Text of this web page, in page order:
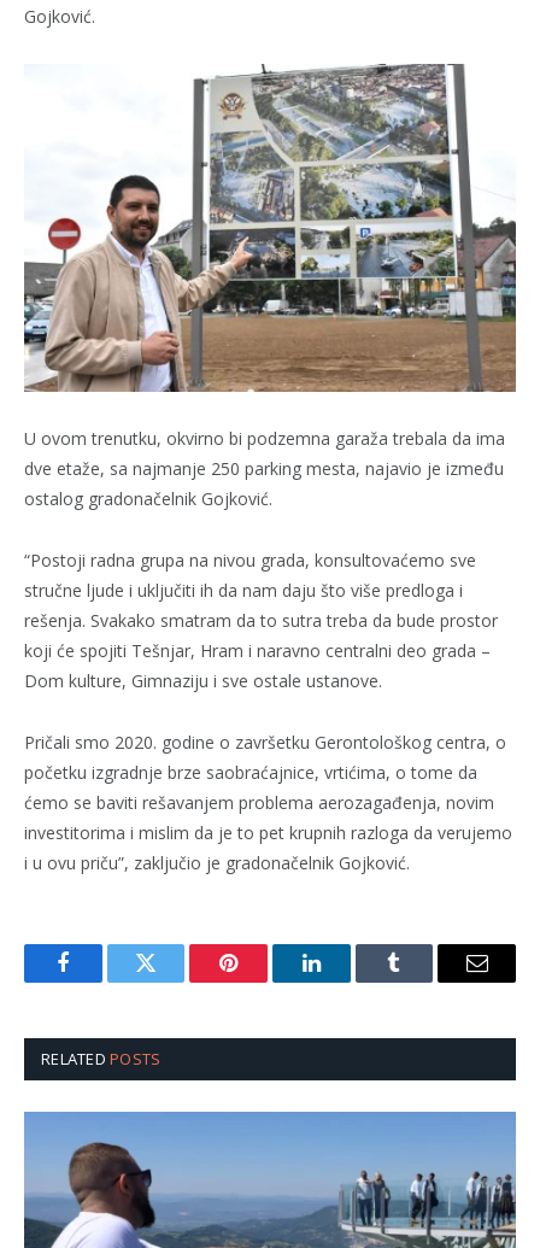
Gojković.
U ovom trenutku, okvirno bi podzemna garaža trebala da ima
dve etaže, sa najmanje 250 parking mesta, najavio je između
ostalog gradonačelnik Gojković.
“Postoji radna grupa na nivou grada, konsultovaćemo sve
stručne ljude i uključiti ih da nam daju što više predloga i
rešenja. Svakako smatram da to sutra treba da bude prostor
koji će spojiti Tešnjar, Hram i naravno centralni deo grada –
Dom kulture, Gimnaziju i sve ostale ustanove.
Pričali smo 2020. godine o završetku Gerontološkog centra, o
početku izgradnje brze saobraćajnice, vrtićima, o tome da
ćemo se baviti rešavanjem problema aerozagađenja, novim
investitorima i mislim da je to pet krupnih razloga da verujemo
i u ovu priču”, zaključio je gradonačelnik Gojković.
FacebookTwitter Pinterest LinkedInTumblr Email
RELATEDPOSTS